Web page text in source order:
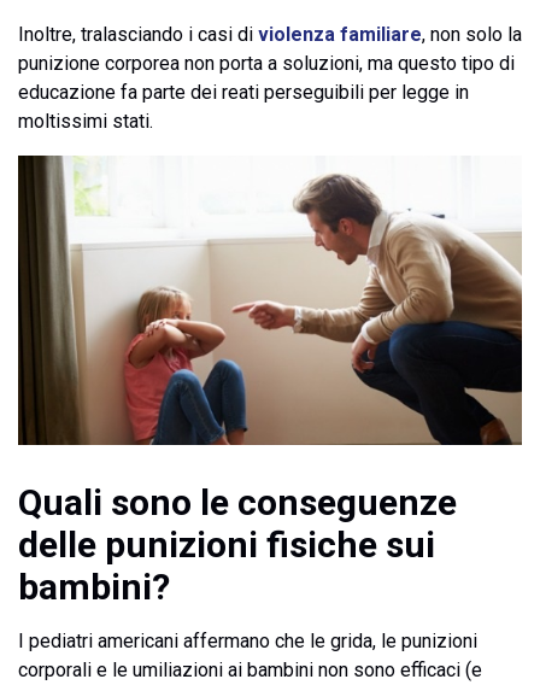
Inoltre, tralasciando i casi di violenza familiare, non solo la
punizione corporea non porta a soluzioni, ma questo tipo di
educazione fa parte dei reati perseguibili per legge in
moltissimi stati.
Quali sono le conseguenze
delle punizioni fisiche sui
bambini?
I pediatri americani affermano che le grida, le punizioni
corporali e le umiliazioni ai bambini non sono efficaci (e